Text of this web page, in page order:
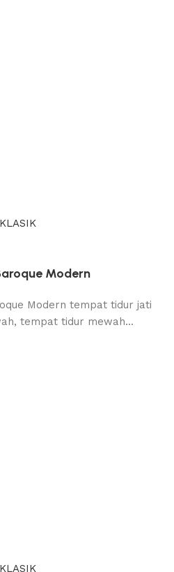
Modern
Modern tempat tidur jati
tempat tidur mewah...